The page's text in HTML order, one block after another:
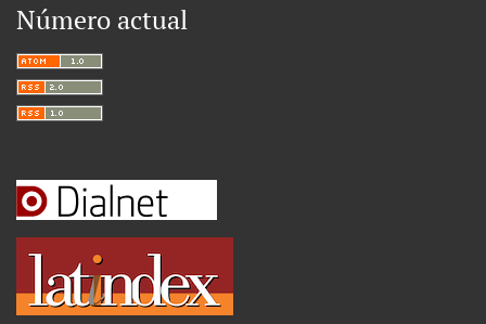
Número actual